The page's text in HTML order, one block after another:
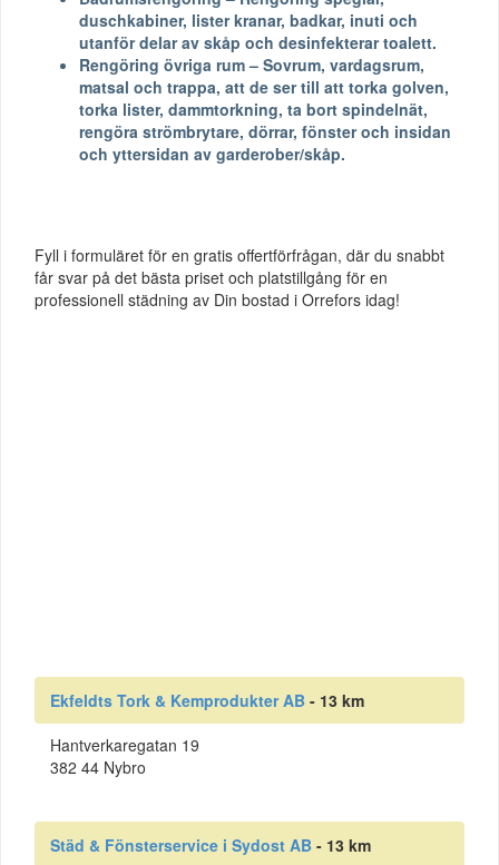
duschkabiner, lister kranar, badkar, inuti och
utanför delar av skåp och desinfekterar toalett.
Rengöring övriga rum – Sovrum, vardagsrum,
matsal och trappa, att de ser till att torka golven,
torka lister, dammtorkning, ta bort spindelnät,
rengöra strömbrytare, dörrar, fönster och insidan
och yttersidan av garderober/skåp.
Fyll i formuläret för en gratis offertförfrågan, där du snabbt
får svar på det bästa priset och platstillgång för en
professionell städning av Din bostad i Orrefors idag!
Ekfeldts Tork & Kemprodukter AB - 13 km
Hantverkaregatan 19
382 44 Nybro
Städ & Fönsterservice i Sydost AB - 13 km